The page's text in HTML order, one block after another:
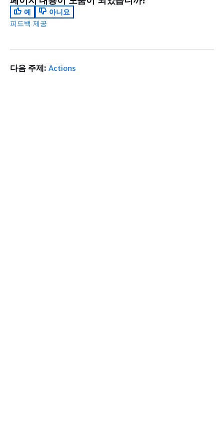
예
아니요
피드백 제공
다음 주제: Actions